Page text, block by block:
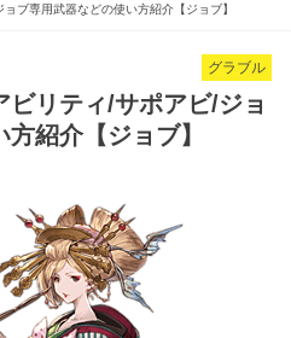
ブ専用武器などの使い方紹介【ジョブ】
グラブル
ビリティ/サポアビ/ジョ
紹介【ジョブ】